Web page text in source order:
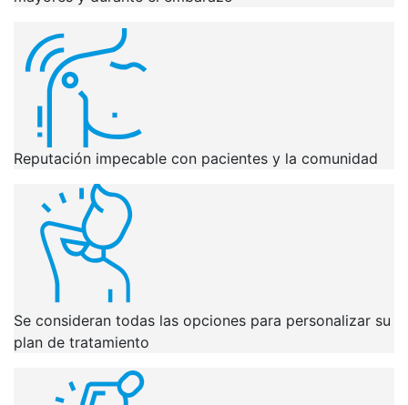
Reputación impecable con pacientes y la comunidad
Se consideran todas las opciones para personalizar su
plan de tratamiento